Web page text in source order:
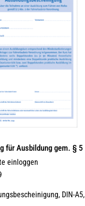
für Ausbildung gem. §
einloggen
DIN-